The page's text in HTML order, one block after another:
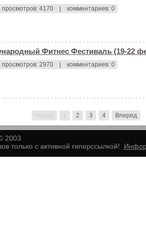
просмотров: 4170 комментариев: 0
Фитнес Фестиваль (19-22
просмотров: 2970 комментариев: 0
Назад 2 3 4 Вперед
2003
только с активной гиперссылкой!